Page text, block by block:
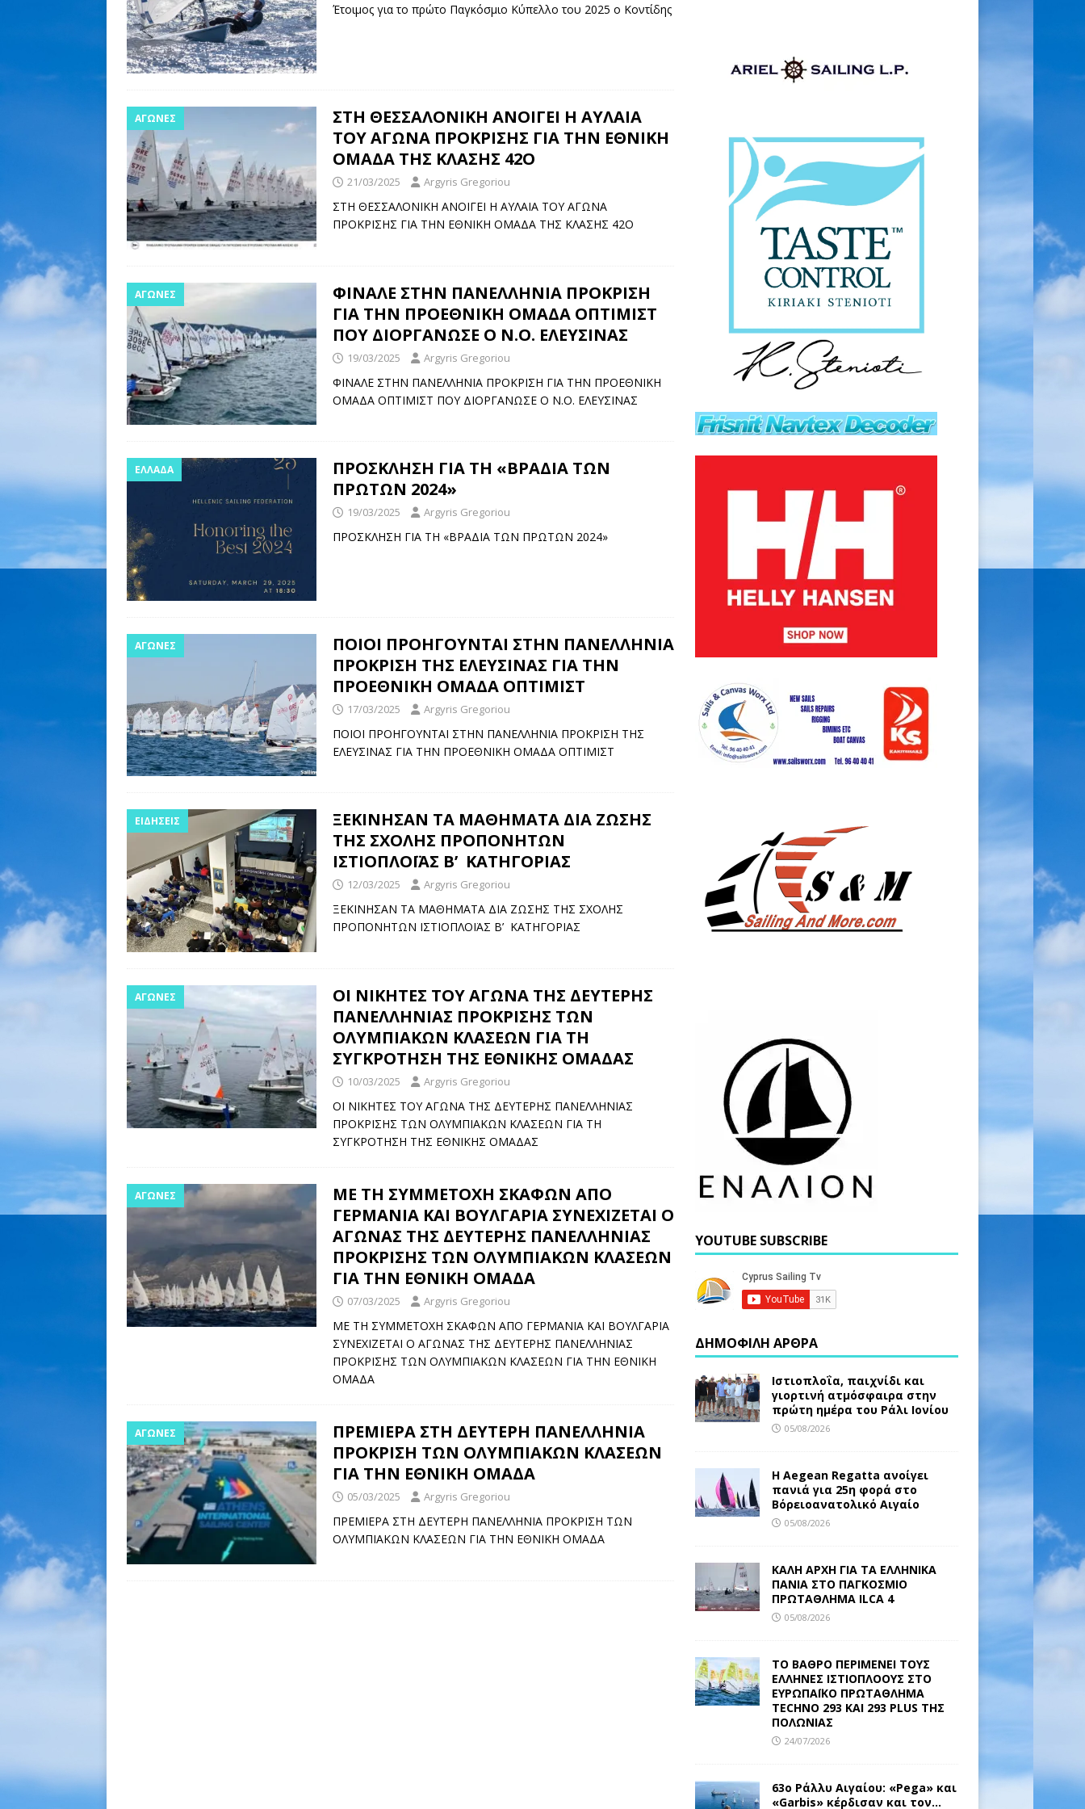
Έτοιμος για το πρώτο Παγκόσμιο Κύπελλο του 2025 ο Κοντίδης
ΑΓΩΝΕΣ
ΣΤΗ ΘΕΣΣΑΛΟΝΙΚΗ ΑΝΟΙΓΕΙ Η ΑΥΛΑΙΑ
ΤΟΥ ΑΓΩΝΑ ΠΡΟΚΡΙΣΗΣ ΓΙΑ ΤΗΝ ΕΘΝΙΚΗ
ΟΜΑΔΑ ΤΗΣ ΚΛΑΣΗΣ 42Ο
21/03/2025 Argyris Gregoriou
ΣΤΗ ΘΕΣΣΑΛΟΝΙΚΗ ΑΝΟΙΓΕΙ Η ΑΥΛΑΙΑ ΤΟΥ ΑΓΩΝΑ
ΠΡΟΚΡΙΣΗΣ ΓΙΑ ΤΗΝ ΕΘΝΙΚΗ ΟΜΑΔΑ ΤΗΣ ΚΛΑΣΗΣ 42Ο
ΑΓΩΝΕΣ
ΦΙΝΑΛΕ ΣΤΗΝ ΠΑΝΕΛΛΗΝΙΑ ΠΡΟΚΡΙΣΗ
ΓΙΑ ΤΗΝ ΠΡΟΕΘΝΙΚΗ ΟΜΑΔΑ ΟΠΤΙΜΙΣΤ
ΠΟΥ ΔΙΟΡΓΑΝΩΣΕ Ο Ν.Ο. ΕΛΕΥΣΙΝΑΣ
19/03/2025 Argyris Gregoriou
ΦΙΝΑΛΕ ΣΤΗΝ ΠΑΝΕΛΛΗΝΙΑ ΠΡΟΚΡΙΣΗ ΓΙΑ ΤΗΝ ΠΡΟΕΘΝΙΚΗ
ΟΜΑΔΑ ΟΠΤΙΜΙΣΤ ΠΟΥ ΔΙΟΡΓΑΝΩΣΕ Ο Ν.Ο. ΕΛΕΥΣΙΝΑΣ
ΕΛΛΑΔΑ
ΠΡΟΣΚΛΗΣΗ ΓΙΑ ΤΗ «ΒΡΑΔΙΑ ΤΩΝ
ΠΡΩΤΩΝ 2024»
19/03/2025 Argyris Gregoriou
ΠΡΟΣΚΛΗΣΗ ΓΙΑ ΤΗ «ΒΡΑΔΙΑ ΤΩΝ ΠΡΩΤΩΝ 2024»
ΑΓΩΝΕΣ
ΠΟΙΟΙ ΠΡΟΗΓΟΥΝΤΑΙ ΣΤΗΝ ΠΑΝΕΛΛΗΝΙΑ
ΠΡΟΚΡΙΣΗ ΤΗΣ ΕΛΕΥΣΙΝΑΣ ΓΙΑ ΤΗΝ
ΠΡΟΕΘΝΙΚΗ ΟΜΑΔΑ ΟΠΤΙΜΙΣΤ
17/03/2025 Argyris Gregoriou
ΠΟΙΟΙ ΠΡΟΗΓΟΥΝΤΑΙ ΣΤΗΝ ΠΑΝΕΛΛΗΝΙΑ ΠΡΟΚΡΙΣΗ ΤΗΣ
ΕΛΕΥΣΙΝΑΣ ΓΙΑ ΤΗΝ ΠΡΟΕΘΝΙΚΗ ΟΜΑΔΑ ΟΠΤΙΜΙΣΤ
ΕΙΔΉΣΕΙΣ
ΞΕΚΙΝΗΣΑΝ ΤΑ ΜΑΘΗΜΑΤΑ ΔΙΑ ΖΩΣΗΣ
ΤΗΣ ΣΧΟΛΗΣ ΠΡΟΠΟΝΗΤΩΝ
ΙΣΤΙΟΠΛΟΪΑΣ Β’ ΚΑΤΗΓΟΡΙΑΣ
12/03/2025 Argyris Gregoriou
ΞΕΚΙΝΗΣΑΝ ΤΑ ΜΑΘΗΜΑΤΑ ΔΙΑ ΖΩΣΗΣ ΤΗΣ ΣΧΟΛΗΣ
ΠΡΟΠΟΝΗΤΩΝ ΙΣΤΙΟΠΛΟΪΑΣ Β’ ΚΑΤΗΓΟΡΙΑΣ
ΑΓΩΝΕΣ
ΟΙ ΝΙΚΗΤΕΣ ΤΟΥ ΑΓΩΝΑ ΤΗΣ ΔΕΥΤΕΡΗΣ
ΠΑΝΕΛΛΗΝΙΑΣ ΠΡΟΚΡΙΣΗΣ ΤΩΝ
ΟΛΥΜΠΙΑΚΩΝ ΚΛΑΣΕΩΝ ΓΙΑ ΤΗ
ΣΥΓΚΡΟΤΗΣΗ ΤΗΣ ΕΘΝΙΚΗΣ ΟΜΑΔΑΣ
10/03/2025 Argyris Gregoriou
ΟΙ ΝΙΚΗΤΕΣ ΤΟΥ ΑΓΩΝΑ ΤΗΣ ΔΕΥΤΕΡΗΣ ΠΑΝΕΛΛΗΝΙΑΣ
ΠΡΟΚΡΙΣΗΣ ΤΩΝ ΟΛΥΜΠΙΑΚΩΝ ΚΛΑΣΕΩΝ ΓΙΑ ΤΗ
ΣΥΓΚΡΟΤΗΣΗ ΤΗΣ ΕΘΝΙΚΗΣ ΟΜΑΔΑΣ
ΑΓΩΝΕΣ
ΜΕ ΤΗ ΣΥΜΜΕΤΟΧΗ ΣΚΑΦΩΝ ΑΠΟ
ΓΕΡΜΑΝΙΑ ΚΑΙ ΒΟΥΛΓΑΡΙΑ ΣΥΝΕΧΙΖΕΤΑΙ Ο
ΑΓΩΝΑΣ ΤΗΣ ΔΕΥΤΕΡΗΣ ΠΑΝΕΛΛΗΝΙΑΣ
ΠΡΟΚΡΙΣΗΣ ΤΩΝ ΟΛΥΜΠΙΑΚΩΝ ΚΛΑΣΕΩΝ
ΓΙΑ ΤΗΝ ΕΘΝΙΚΗ ΟΜΑΔΑ
07/03/2025 Argyris Gregoriou
ΜΕ ΤΗ ΣΥΜΜΕΤΟΧΗ ΣΚΑΦΩΝ ΑΠΟ ΓΕΡΜΑΝΙΑ ΚΑΙ ΒΟΥΛΓΑΡΙΑ
ΣΥΝΕΧΙΖΕΤΑΙ Ο ΑΓΩΝΑΣ ΤΗΣ ΔΕΥΤΕΡΗΣ ΠΑΝΕΛΛΗΝΙΑΣ
ΠΡΟΚΡΙΣΗΣ ΤΩΝ ΟΛΥΜΠΙΑΚΩΝ ΚΛΑΣΕΩΝ ΓΙΑ ΤΗΝ ΕΘΝΙΚΗ
ΟΜΑΔΑ
ΑΓΩΝΕΣ
ΠΡΕΜΙΕΡΑ ΣΤΗ ΔΕΥΤΕΡΗ ΠΑΝΕΛΛΗΝΙΑ
ΠΡΟΚΡΙΣΗ ΤΩΝ ΟΛΥΜΠΙΑΚΩΝ ΚΛΑΣΕΩΝ
ΓΙΑ ΤΗΝ ΕΘΝΙΚΗ ΟΜΑΔΑ
05/03/2025 Argyris Gregoriou
ΠΡΕΜΙΕΡΑ ΣΤΗ ΔΕΥΤΕΡΗ ΠΑΝΕΛΛΗΝΙΑ ΠΡΟΚΡΙΣΗ ΤΩΝ
ΟΛΥΜΠΙΑΚΩΝ ΚΛΑΣΕΩΝ ΓΙΑ ΤΗΝ ΕΘΝΙΚΗ ΟΜΑΔΑ
YOUTUBE SUBSCRIBE
ΔΗΜΟΦΙΛΗ ΑΡΘΡΑ
Ιστιοπλοΐα, παιχνίδι και
γιορτινή ατμόσφαιρα στην
πρώτη ημέρα του Ράλι Ιονίου
05/08/2026
Η Aegean Regatta ανοίγει
πανιά για 25η φορά στο
Βόρειοανατολικό Αιγαίο
05/08/2026
ΚΑΛΗ ΑΡΧΗ ΓΙΑ ΤΑ ΕΛΛΗΝΙΚΑ
ΠΑΝΙΑ ΣΤΟ ΠΑΓΚΟΣΜΙΟ
ΠΡΩΤΑΘΛΗΜΑ ILCA 4
05/08/2026
ΤΟ ΒΑΘΡΟ ΠΕΡΙΜΕΝΕΙ ΤΟΥΣ
ΕΛΛΗΝΕΣ ΙΣΤΙΟΠΛΟΟΥΣ ΣΤΟ
ΕΥΡΩΠΑΪΚΟ ΠΡΩΤΑΘΛΗΜΑ
TECHNO 293 ΚΑΙ 293 PLUS ΤΗΣ
ΠΟΛΩΝΙΑΣ
24/07/2026
63ο Ράλλυ Αιγαίου: «Pega» και
«Garbis» κέρδισαν και τον…